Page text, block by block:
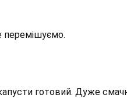
перемішуємо.
готовий. Дуже